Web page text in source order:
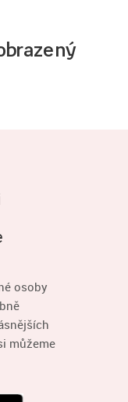
osoby
můžeme